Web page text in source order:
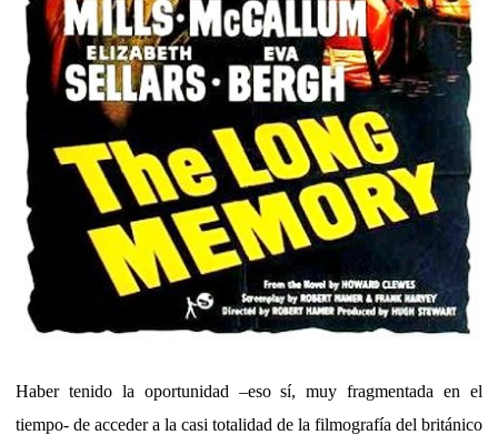
Haber tenido la oportunidad –eso sí, muy fragmentada en el
tiempo- de acceder a la casi totalidad de la filmografía del británico